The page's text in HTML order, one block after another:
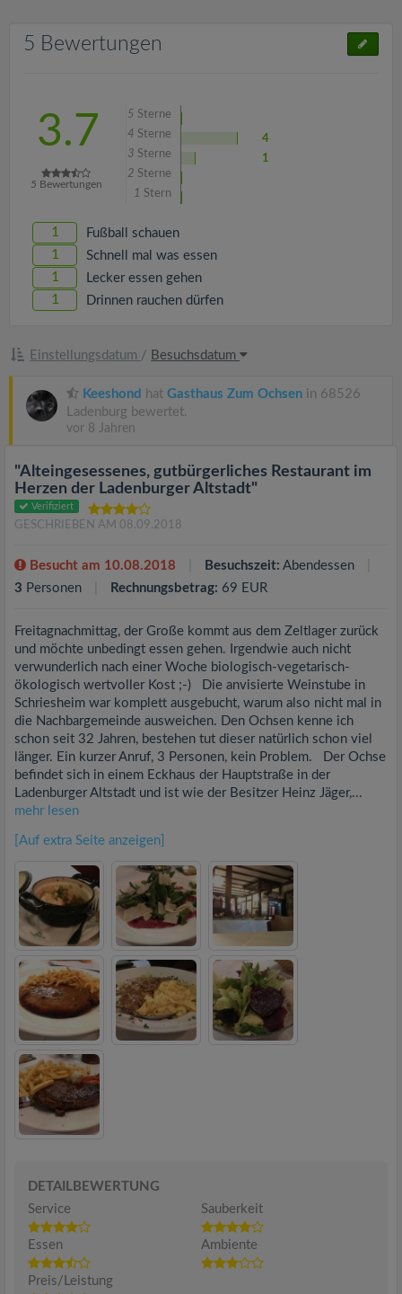
5 Bewertungen
3.7
5 Bewertungen
5 Sterne
4 Sterne
4
3 Sterne
1
2 Sterne
1 Stern
1 Fußball schauen
1 Schnell mal was essen
1 Lecker essen gehen
1 Drinnen rauchen dürfen
Einstellungsdatum / Besuchsdatum
Keeshond hat Gasthaus Zum Ochsen in 68526
Ladenburg bewertet.
vor 8 Jahren
"Alteingesessenes, gutbürgerliches Restaurant im
Herzen der Ladenburger Altstadt"
Verifiziert
GESCHRIEBEN AM 08.09.2018
Besucht am 10.08.2018 Besuchszeit: Abendessen
3 Personen Rechnungsbetrag: 69 EUR
Freitagnachmittag, der Große kommt aus dem Zeltlager zurück
und möchte unbedingt essen gehen. Irgendwie auch nicht
verwunderlich nach einer Woche biologisch-vegetarisch-
ökologisch wertvoller Kost ;-) Die anvisierte Weinstube in
Schriesheim war komplett ausgebucht, warum also nicht mal in
die Nachbargemeinde ausweichen. Den Ochsen kenne ich
schon seit 32 Jahren, bestehen tut dieser natürlich schon viel
länger. Ein kurzer Anruf, 3 Personen, kein Problem. Der Ochse
befindet sich in einem Eckhaus der Hauptstraße in der
Ladenburger Altstadt und ist wie der Besitzer Heinz Jäger,...
mehr lesen
[Auf extra Seite anzeigen]
DETAILBEWERTUNG
Service
Sauberkeit
Essen Ambiente
Preis/Leistung